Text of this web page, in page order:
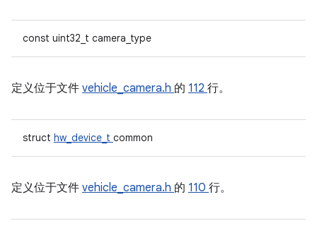
const uint32_t camera_type
定义位于文件 vehicle_camera.h 的 112 行。
struct hw_device_t common
定义位于文件 vehicle_camera.h 的 110 行。